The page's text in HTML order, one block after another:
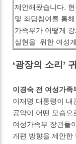
제안해왔습니다.
및 좌담참여를 통
가족부가 어떻게
실현을 위한 여성
‘광장의 소리’
이경숙 전 여성가족
이재명 대통령이 내
공약이 어떤 모습으
여성가족부 장관들
개편 방향을 제안한